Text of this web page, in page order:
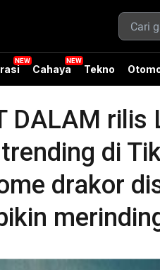
Cahaya Tekno
DALAM
di
drakor